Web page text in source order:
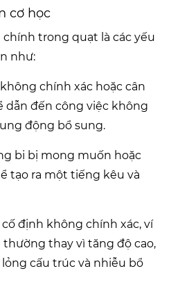
cơ học
trong quạt là các yếu
như:
chính xác hoặc cân
dẫn đến công việc không
động bổ sung.
bi bị mong muốn hoặc
tạo ra một tiếng kêu và
định không chính xác, ví
thay vì tăng độ cao,
cấu trúc và nhiễu bổ